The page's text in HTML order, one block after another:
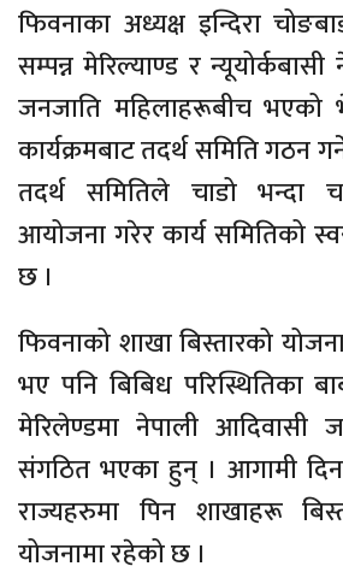
फिवनाका अध्यक्ष इन्दिरा
सम्पन्न मेरिल्याण्ड र
जनजाति महिलाहरूबीच
कार्यक्रमबाट तदर्थ समिति गठन
तदर्थ समितिले चाडो भन्दा
आयोजना गरेर कार्य समितिको
छ ।
फिवनाको शाखा बिस्तारको
भए पनि बिबिध परिस्थितिका
मेरिलेण्डमा नेपाली आदिवासी
संगठित भएका हुन् । आगामी
राज्यहरुमा पिन शाखाहरू
योजनामा रहेको छ ।